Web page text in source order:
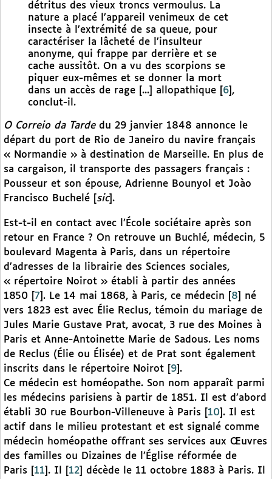
détritus des vieux troncs vermoulus. La
nature a placé l’appareil venimeux de cet
insecte à l’extrémité de sa queue, pour
caractériser la lâcheté de l’insulteur
anonyme, qui frappe par derrière et se
cache aussitôt. On a vu des scorpions se
piquer eux-mêmes et se donner la mort
dans un accès de rage [...] allopathique
6 ,
conclut-il.
O Correio da Tardedu 29 janvier 1848 annonce le
départ du port de Rio de Janeiro du navire français
« Normandie » à destination de Marseille. En plus de
sa cargaison, il transporte des passagers français :
Pousseur et son épouse, Adrienne Bounyol et Joào
Francisco Buchelé [ sic].
Est-t-il en contact avec l’École sociétaire après son
retour en France ? On retrouve un Buchlé, médecin, 5
boulevard Magenta à Paris, dans un répertoire
d’adresses de la librairie des Sciences sociales,
« répertoire Noirot » établi à partir des années
1850
7 . Le 14 mai 1868, à Paris, ce médecin 8
né
vers 1823 est avec Élie Reclus, témoin du mariage de
Jules Marie Gustave Prat, avocat, 3 rue des Moines à
Paris et Anne-Antoinette Marie de Sadous. Les noms
de Reclus (Élie ou Élisée) et de Prat sont également
inscrits dans le répertoire Noirot
9 .
Ce médecin est homéopathe. Son nom apparaît parmi
les médecins parisiens à partir de 1851. Il est d’abord
établi 30 rue Bourbon-Villeneuve à Paris
10 . Il est
actif dans le milieu protestant et est signalé comme
médecin homéopathe offrant ses services aux Œuvres
des familles ou Dizaines de l’Église réformée de
Paris
11 . Il 12
décède le 11 octobre 1883 à Paris. Il